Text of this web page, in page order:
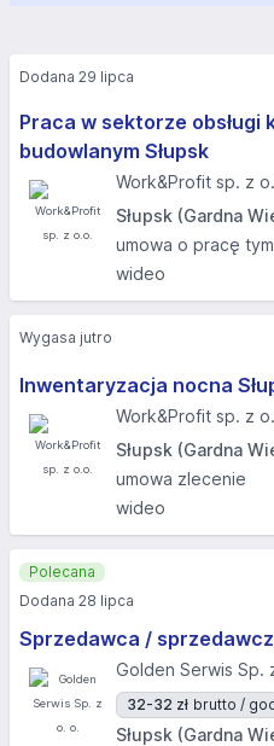
Praca w sektorze obsługi
budowlanym Słupsk
Work&Profit sp. z
Słupsk (Gardna
umowa o pracę
wideo
Dodana 29 lipca
Inwentaryzacja nocna
Work&Profit sp. z
Słupsk (Gardna
umowa zlecenie
wideo
Wygasa jutro
Sprzedawca /
Golden Serwis Sp.
32-32 zł brutto /
Słupsk (Gardna
Polecana
Dodana 28 lipca